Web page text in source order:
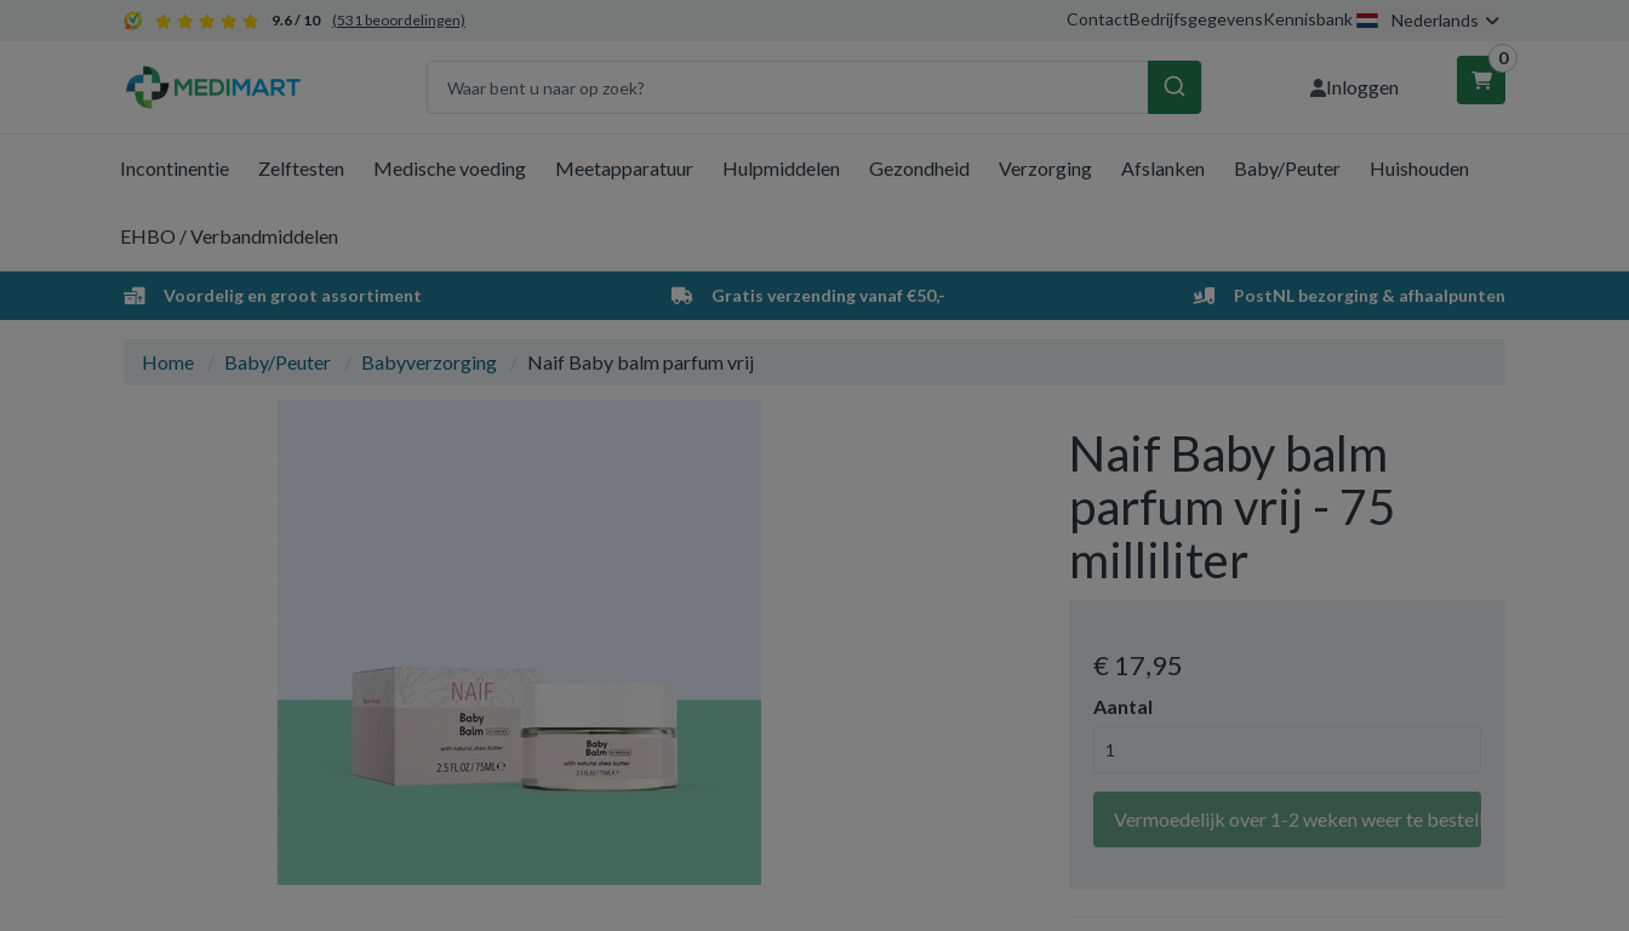
9.6 / 10 (531 beoordelingen) ContactBedrijfsgegevensKennisbank Nederlands
Inloggen
0
Winkelwagen
Uw winkelwagen is leeg.
Vul hem met producten.
Incontinentie Zelftesten Medische voeding Meetapparatuur Hulpmiddelen Gezondheid Verzorging Afslanken Baby/Peuter Huishouden
EHBO / Verbandmiddelen
Voordelig en groot assortiment Gratis verzending vanaf €50,- PostNL bezorging & afhaalpunten
Home Baby/Peuter Babyverzorging Naif Baby balm parfum vrij
Naif Baby balm
parfum vrij - 75
milliliter
€ 17,95
Aantal
Vermoedelijk over 1-2 weken weer te bestellen